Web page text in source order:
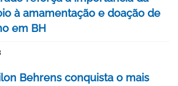
à amamentação e doação de
em BH
Behrens conquista o mais